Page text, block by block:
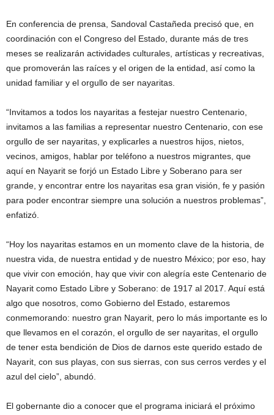
En conferencia de prensa, Sandoval Castañeda precisó que, en
coordinación con el Congreso del Estado, durante más de tres
meses se realizarán actividades culturales, artísticas y recreativas,
que promoverán las raíces y el origen de la entidad, así como la
unidad familiar y el orgullo de ser nayaritas.
“Invitamos a todos los nayaritas a festejar nuestro Centenario,
invitamos a las familias a representar nuestro Centenario, con ese
orgullo de ser nayaritas, y explicarles a nuestros hijos, nietos,
vecinos, amigos, hablar por teléfono a nuestros migrantes, que
aquí en Nayarit se forjó un Estado Libre y Soberano para ser
grande, y encontrar entre los nayaritas esa gran visión, fe y pasión
para poder encontrar siempre una solución a nuestros problemas”,
enfatizó.
“Hoy los nayaritas estamos en un momento clave de la historia, de
nuestra vida, de nuestra entidad y de nuestro México; por eso, hay
que vivir con emoción, hay que vivir con alegría este Centenario de
Nayarit como Estado Libre y Soberano: de 1917 al 2017. Aquí está
algo que nosotros, como Gobierno del Estado, estaremos
conmemorando: nuestro gran Nayarit, pero lo más importante es lo
que llevamos en el corazón, el orgullo de ser nayaritas, el orgullo
de tener esta bendición de Dios de darnos este querido estado de
Nayarit, con sus playas, con sus sierras, con sus cerros verdes y el
azul del cielo”, abundó.
El gobernante dio a conocer que el programa iniciará el próximo